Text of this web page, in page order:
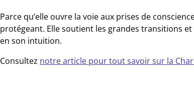
Parce qu’elle ouvre la voie aux prises de
protégeant. Elle soutient les grandes transitions
en son intuition.
Consultez notre article pour tout savoir sur la